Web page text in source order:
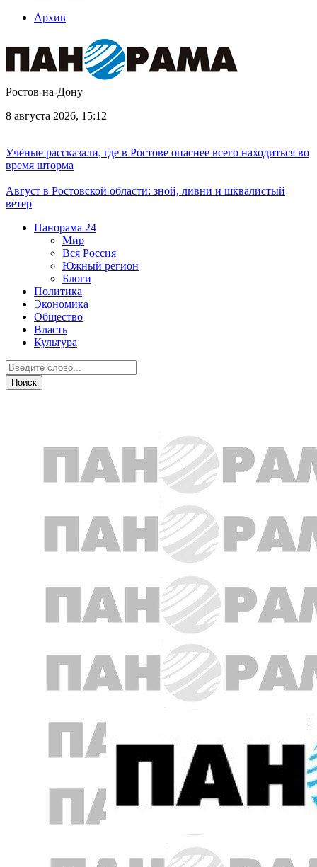
Архив
Ростов-на-Дону
8 августа 2026, 15:12
Учёные рассказали, где в Ростове опаснее всего находиться во
время шторма
Август в Ростовской области: зной, ливни и шквалистый
ветер
Панорама 24
Мир
Вся Россия
Южный регион
Блоги
Политика
Экономика
Общество
Власть
Культура